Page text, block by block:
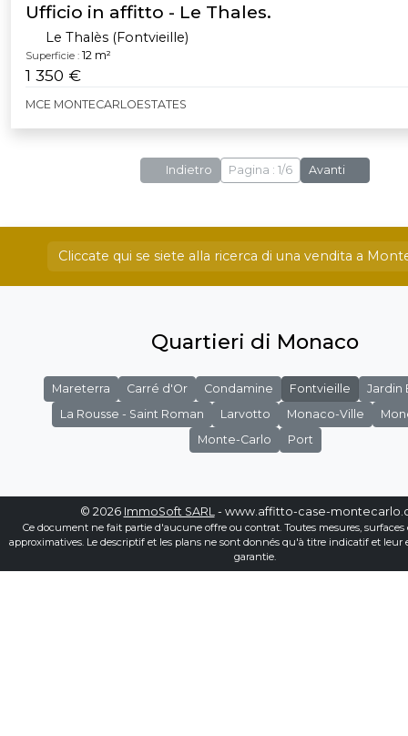
Ufficio in affitto - Le Thales.
Le Thalès (Fontvieille)
Superficie : 12 m²
1 350 €
MCE MONTECARLOESTATES
Indietro Pagina : 1/6 Avanti
Cliccate qui se siete alla ricerca di una vendita a
Quartieri di Monaco
Mareterra Carré d'Or Condamine Fontvieille
Jardin
La Rousse - Saint Roman
Larvotto Monaco-Ville
Monte-Carlo
Port
© 2026 ImmoSoft SARL- www.affitto-case-
Ce document ne fait partie d'aucune offre ou contrat. Toutes mesures, surfaces
approximatives. Le descriptif et les plans ne sont donnés qu'à titre indicatif et leur
garantie.